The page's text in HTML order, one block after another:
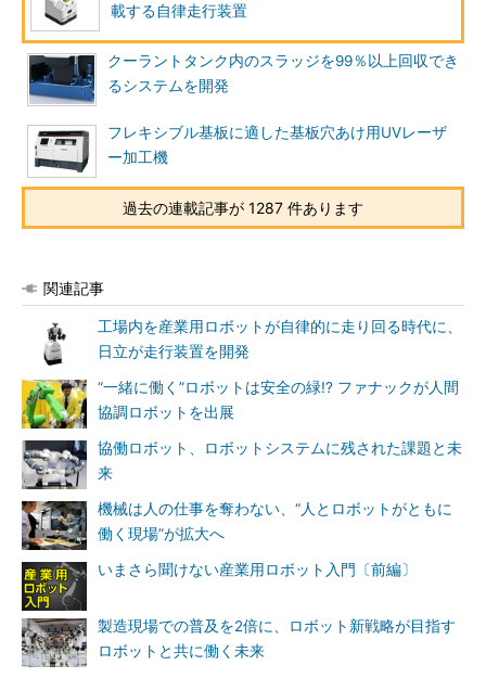
載する自律走行装置
クーラントタンク内のスラッジを99％以上回収でき
るシステムを開発
フレキシブル基板に適した基板穴あけ用UVレーザ
ー加工機
過去の連載記事が 1287 件あります
関連記事
工場内を産業用ロボットが自律的に走り回る時代に、
日立が走行装置を開発
“一緒に働く”ロボットは安全の緑!? ファナックが人間
協調ロボットを出展
協働ロボット、ロボットシステムに残された課題と未
来
機械は人の仕事を奪わない、“人とロボットがともに
働く現場”が拡大へ
いまさら聞けない産業用ロボット入門〔前編〕
製造現場での普及を2倍に、ロボット新戦略が目指す
ロボットと共に働く未来